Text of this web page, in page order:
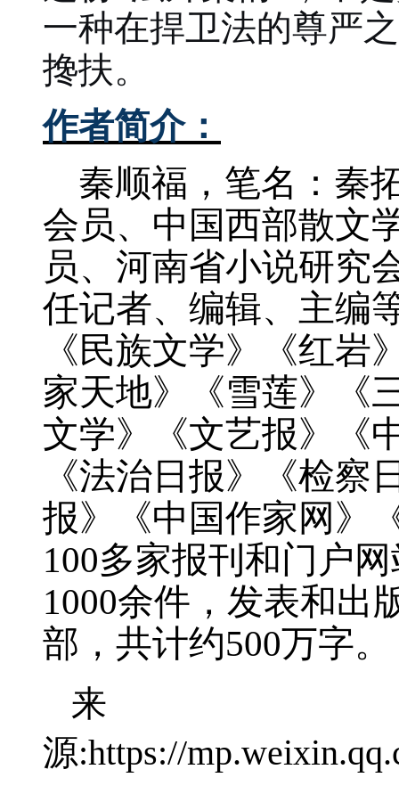
一种在捍卫法的尊严
搀扶。
作者简介：
秦顺福，笔名：秦
会员、中国西部散文
员、河南省小说研究
任记者、编辑、主编
《民族文学》《红岩
家天地》《雪莲》《
文学》《文艺报》《
《法治日报》《检察
报》《中国作家网》
100多家报刊和门户
1000余件，发表和出
部，共计约500万字。
来
源:https://